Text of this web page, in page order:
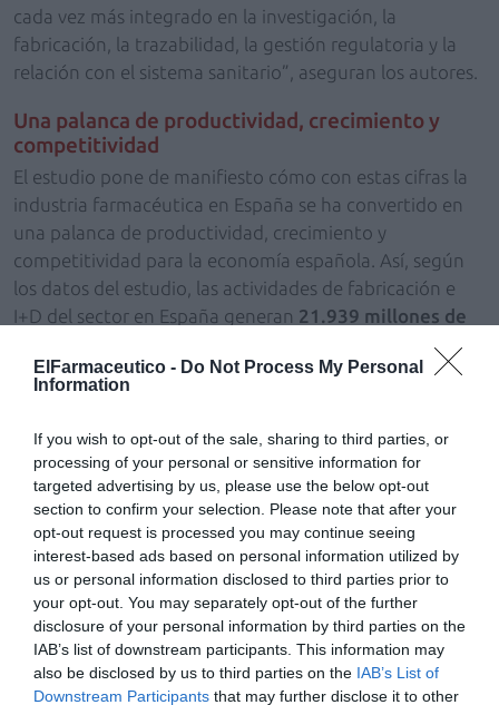
ElFarmaceutico - Do Not Process My Personal
Information
If you wish to opt-out of the sale, sharing to third parties, or
processing of your personal or sensitive information for
targeted advertising by us, please use the below opt-out
section to confirm your selection. Please note that after your
opt-out request is processed you may continue seeing
interest-based ads based on personal information utilized by
us or personal information disclosed to third parties prior to
your opt-out. You may separately opt-out of the further
disclosure of your personal information by third parties on the
IAB’s list of downstream participants. This information may
also be disclosed by us to third parties on the IAB’s List of
Downstream Participants that may further disclose it to other
cada vez más integrado en la investigación, la
fabricación, la trazabilidad, la gestión regulatoria y la
relación con el sistema sanitario”, aseguran los autores.
Una palanca de productividad, crecimiento y
competitividad
El estudio pone de manifiesto cómo con estas cifras la
industria farmacéutica en España se ha convertido en
una palanca de productividad, crecimiento y
competitividad para la economía española. Así, según
los datos del estudio, las actividades de fabricación e
I+D del sector en España generan 21.939 millones de
1,6% del
valor añadido bruto (VAB) nacional , y67.356 millones
solo su aportación directa, sino también sus efectos
indirectos e inducidos a través de proveedores, servicios
avanzados y consumo asociado a las rentas generadas.
La fabricación farmacéutica combina una elevada
productividad y una alta intensidad tecnológica,
mientras que la I+D aporta 4.206 millones de euros de
valor añadido, cerca de una quinta parte del impacto
agregado del sector, lo que confirma el peso de las
actividades intensivas en conocimiento dentro de esta